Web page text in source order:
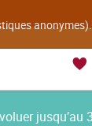
anonymes).
jusqu’au